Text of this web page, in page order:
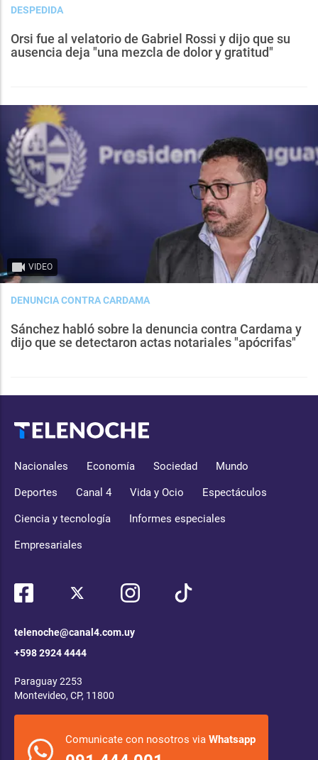
DESPEDIDA
Orsi fue al velatorio de Gabriel Rossi y dijo que su
ausencia deja "una mezcla de dolor y gratitud"
VIDEO
DENUNCIA CONTRA CARDAMA
Sánchez habló sobre la denuncia contra Cardama y
dijo que se detectaron actas notariales "apócrifas"
Nacionales Economía Sociedad Mundo
Deportes Canal 4 Vida y Ocio Espectáculos
Ciencia y tecnología Informes especiales
Empresariales
telenoche@canal4.com.uy
+598 2924 4444
Paraguay 2253
Montevideo, CP, 11800
Comunicate con nosotros via Whatsapp